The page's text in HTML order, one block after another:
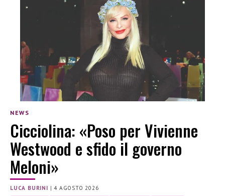
NEWS
Cicciolina: «Poso per Vivienne
Westwood e sfido il governo
Meloni»
LUCA BURINI |4 AGOSTO 2026